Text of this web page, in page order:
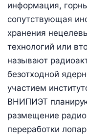
информация,
сопутствующая
хранения
технологий или
называют
безотходной
участием
ВНИПИЭТ
размещение
переработки